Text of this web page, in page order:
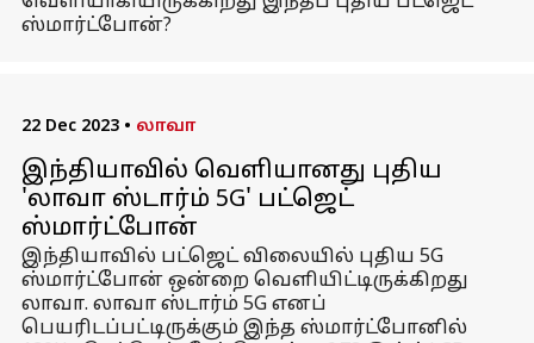
ஸ்மார்ட்போன்?
22 Dec 2023 • லாவா
இந்தியாவில் வெளியானது புதிய
'லாவா ஸ்டார்ம் 5G' பட்ஜெட்
ஸ்மார்ட்போன்
இந்தியாவில் பட்ஜெட் விலையில் புதிய 5G
ஸ்மார்ட்போன் ஒன்றை வெளியிட்டிருக்கிறது
லாவா. லாவா ஸ்டார்ம் 5G எனப்
பெயரிடப்பட்டிருக்கும் இந்த ஸ்மார்ட்போனில்